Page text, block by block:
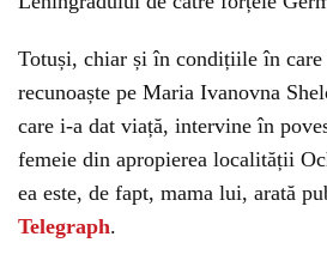
Totuși, chiar și în condițiile în
recunoaște pe Maria Ivanovna
care i-a dat viață, intervine în
femeie din apropierea localității
ea este, de fapt, mama lui, arată
Telegraph.